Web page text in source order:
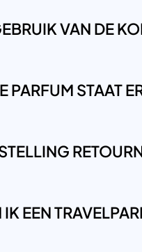
VAN DE
PARFUM STAAT
EEN